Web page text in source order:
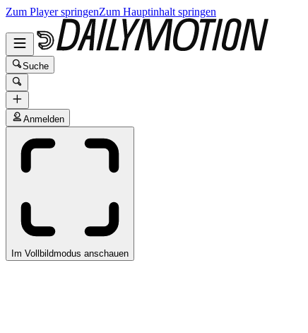
Zum Player springenZum Hauptinhalt springen
Suche
Anmelden
Im Vollbildmodus anschauen